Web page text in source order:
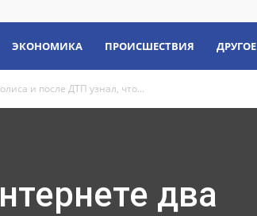
ЭКОНОМИКА ПРОИСШЕСТВИЯ ДРУГОЕ
и после ДТП узнал, что...
два